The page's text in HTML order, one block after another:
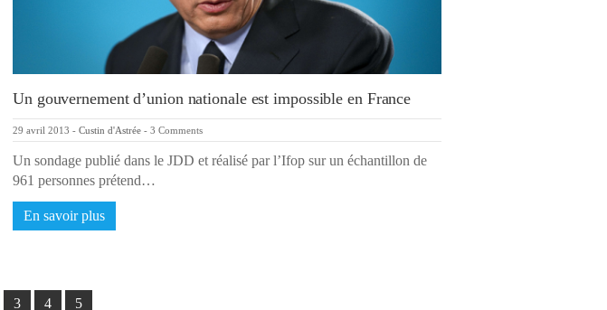
Un gouvernement d’union nationale est impossible en France
29 avril 2013 - Custin d'Astrée - 3 Comments
Un sondage publié dans le JDD et réalisé par l’Ifop sur un échantillon de
961 personnes prétend…
En savoir plus
3 4 5